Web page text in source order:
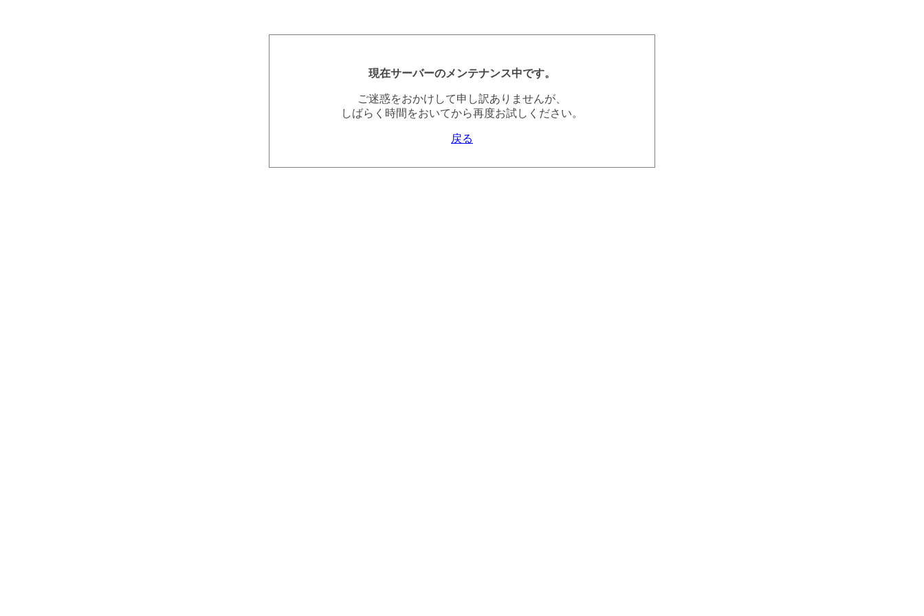
現在サーバーのメンテナンス中です。
ご迷惑をおかけして申し訳ありませんが、
しばらく時間をおいてから再度お試しください。
戻る